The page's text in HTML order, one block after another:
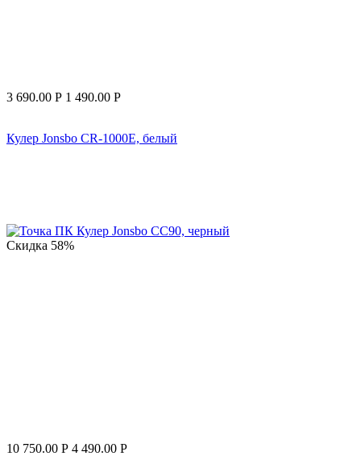
3 690.00 Р 1 490.00 Р
Кулер Jonsbo CR-1000E, белый
Скидка 58%
10 750.00 Р 4 490.00 Р